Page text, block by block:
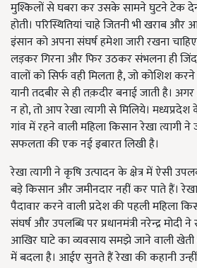
मुश्किलों से घबरा कर उसके सामने घुटने टेक
होती। परिस्थितियां चाहे जितनी भी खराब
इंसान को अपना संघर्ष हमेशा जारी रखना
लड़कर गिरना और फिर उठकर संभलना ही
वालों को सिर्फ वही मिलता है, जो कोशिश
यानी तदबीर से ही तक़दीर बनाई जाती है।
न हो, तो आप रेखा त्यागी से मिलिये।
गांव में रहने वाली महिला किसान रेखा त्यागी
सफलता की एक नई इबारत लिखी है।
रेखा त्यागी ने कृषि उत्पादन के क्षेत्र में ऐसी
बड़े किसान और जमीनदार नहीं कर पाते हैं।
पैदावार करने वाली प्रदेश की पहली महिला
संघर्ष और उपलब्धि पर प्रधानमंत्री नरेन्द्र मोदी
आखिर घाटे का व्यवसाय समझे जाने वाली
में बदला है। आईए सुनते हैं रेखा की कहानी